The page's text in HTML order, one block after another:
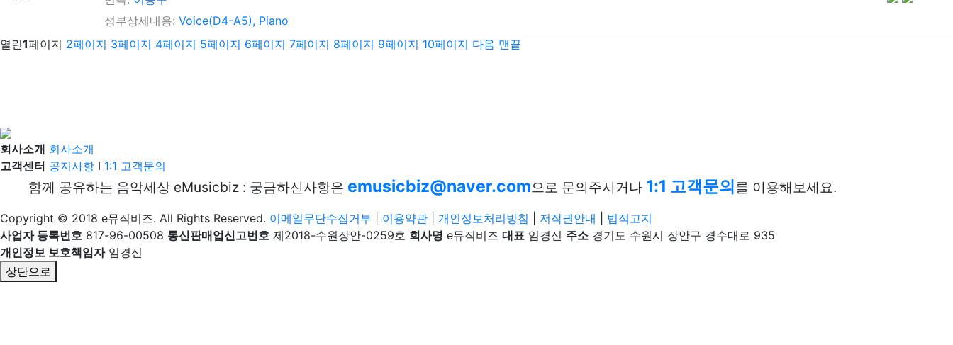
성부상세내용: Voice(D4-A5), Piano
열린1페이지 2페이지 3페이지 4페이지 5페이지 6페이지 7페이지 8페이지 9페이지 10페이지 다음 맨끝
회사소개 회사소개
고객센터 공지사항 I 1:1 고객문의
함께 공유하는 음악세상 eMusicbiz : 궁금하신사항은 emusicbiz@naver.com으로 문의주시거나 1:1 고객문의를 이용해보세요.
Copyright © 2018 e뮤직비즈. All Rights Reserved. 이메일무단수집거부 이용약관 개인정보처리방침 저작권안내
법적고지
사업자 등록번호 817-96-00508 통신판매업신고번호 제2018-수원장안-0259호 회사명 e뮤직비즈 대표 임경신 주소 경기도 수원시 장안구 경수대로 935
개인정보 보호책임자임경신
상단으로